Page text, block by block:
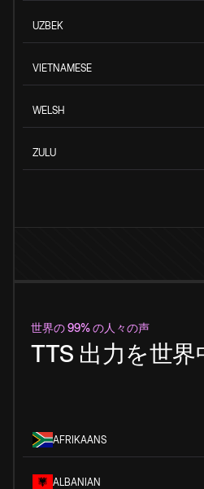
UZBEK
VIETNAMESE
WELSH
ZULU
世界の 99% の人々の声
TTS 出力を世界
AFRIKAANS
ALBANIAN